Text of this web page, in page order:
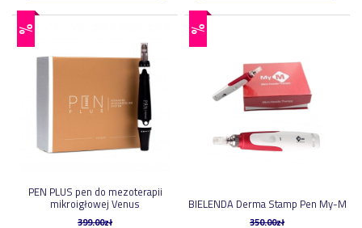
2026-sale 3
mezoterapia-mikroiglowa
mikroiglowka
bb-glow
extra-koszyk
pokaż więcej
%
PEN PLUS pen do mezoterapii
mikroigłowej Venus
399.00zł
%
BIELENDA Derma Stamp Pen My-M
350.00zł